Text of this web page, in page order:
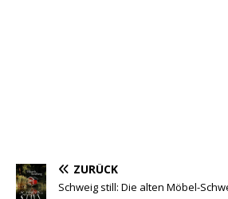
ZURÜCK
Schweig still: Die alten Möbel-